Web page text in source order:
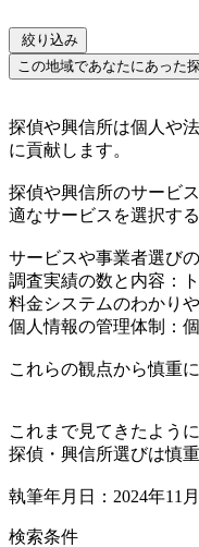
絞り込み
この地域であなたにあった
探偵や興信所は個人や
に貢献します。
探偵や興信所のサービ
適なサービスを選択す
サービスや事業者選び
調査実績の数と内容：
料金システムのわかり
個人情報の管理体制：
これらの観点から慎重
これまで見てきたよう
探偵・興信所選びは慎
執筆年月日：2024年11
検索条件